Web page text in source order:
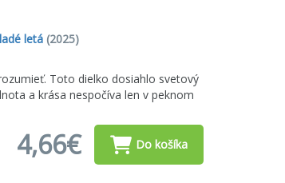
letá(2025)
Toto dielko dosiahlo svetový
a krása nespočíva len v peknom
4,66€ Do košíka